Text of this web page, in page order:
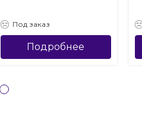
Под заказ
Подробнее